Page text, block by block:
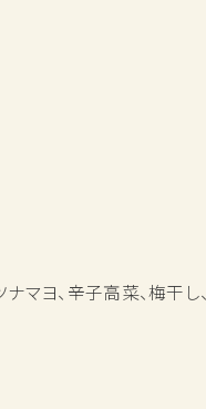
マヨ、辛子高菜、梅干し、